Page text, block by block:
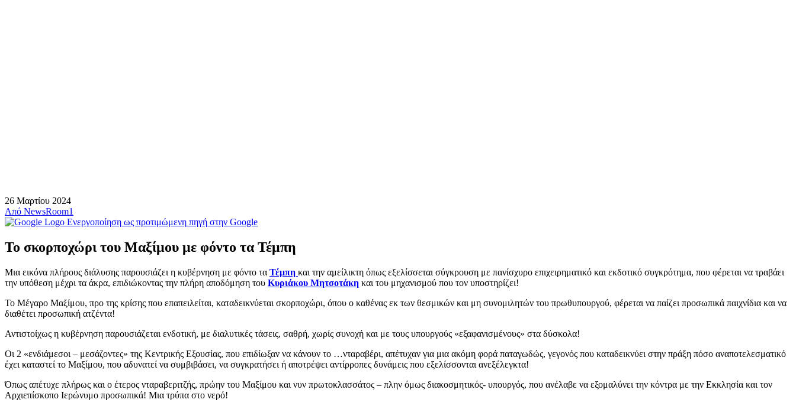
26 Μαρτίου 2024
Από NewsRoom1
Ενεργοποίηση ως προτιμώμενη πηγή στην Google
Το σκορποχώρι του Μαξίμου με φόντο τα Τέμπη
Μια εικόνα πλήρους διάλυσης παρουσιάζει η κυβέρνηση με φόντο τα Τέμπη και την αμείλικτη όπως εξελίσσεται σύγκρουση με πανίσχυρο επιχειρηματικό και εκδοτικό συγκρότημα, που φέρεται να τραβάει
την υπόθεση μέχρι τα άκρα, επιδιώκοντας την πλήρη αποδόμηση του Κυριάκου Μητσοτάκη και του μηχανισμού που τον υποστηρίζει!
Το Μέγαρο Μαξίμου, προ της κρίσης που επαπειλείται, καταδεικνύεται σκορποχώρι, όπου ο καθένας εκ των θεσμικών και μη συνομιλητών του πρωθυπουργού, φέρεται να παίζει προσωπικά παιχνίδια και να
διαθέτει προσωπική ατζέντα!
Αντιστοίχως η κυβέρνηση παρουσιάζεται ενδοτική, με διαλυτικές τάσεις, σαθρή, χωρίς συνοχή και με τους υπουργούς «εξαφανισμένους» στα δύσκολα!
Οι 2 «ενδιάμεσοι – μεσάζοντες» της Κεντρικής Εξουσίας, που επιδίωξαν να κάνουν το …νταραβέρι, απέτυχαν για μια ακόμη φορά παταγωδώς, γεγονός που καταδεικνύει στην πράξη πόσο αναποτελεσματικό
έχει καταστεί το Μαξίμου, που αδυνατεί να συμβιβάσει, να συγκρατήσει ή αποτρέψει αντίρροπες δυνάμεις που εξελίσσονται ανεξέλεγκτα!
Όπως απέτυχε πλήρως και ο έτερος νταραβεριτζής, πρώην του Μαξίμου και νυν πρωτοκλασσάτος – πλην όμως διακοσμητικός- υπουργός, που ανέλαβε να εξομαλύνει την κόντρα με την Εκκλησία και τον
Αρχιεπίσκοπο Ιερώνυμο προσωπικά! Μια τρύπα στο νερό!